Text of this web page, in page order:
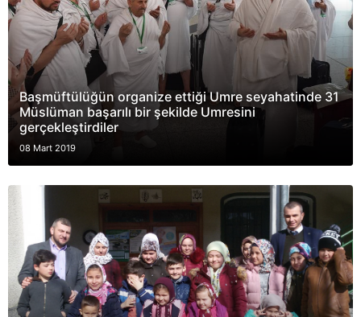
Başmüftülüğün organize ettiği Umre seyahatinde 31
Müslüman başarılı bir şekilde Umresini
gerçekleştirdiler
08 Mart 2019